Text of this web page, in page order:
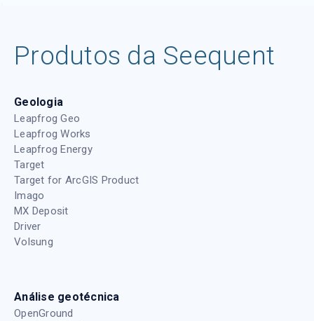
Produtos da Seequent
Geologia
Leapfrog Geo
Leapfrog Works
Leapfrog Energy
Target
Target for ArcGIS Product
Imago
MX Deposit
Driver
Volsung
Análise geotécnica
OpenGround